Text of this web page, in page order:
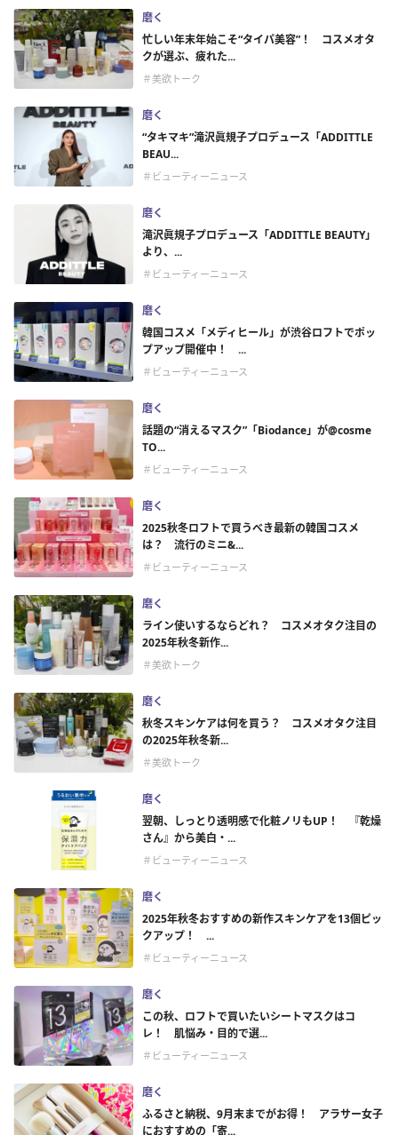
磨く
忙しい年末年始こそ“タイパ美容”！ コスメオタ
クが選ぶ、疲れた...
＃美欲トーク
磨く
“タキマキ”滝沢眞規子プロデュース「ADDITTLE
BEAU...
＃ビューティーニュース
磨く
滝沢眞規子プロデュース「ADDITTLE BEAUTY」
より、...
＃ビューティーニュース
磨く
韓国コスメ「メディヒール」が渋谷ロフトでポッ
プアップ開催中！ ...
＃ビューティーニュース
磨く
話題の“消えるマスク”「Biodance」が@cosme
TO...
＃ビューティーニュース
磨く
2025秋冬ロフトで買うべき最新の韓国コスメ
は？ 流行のミニ&...
＃ビューティーニュース
磨く
ライン使いするならどれ？ コスメオタク注目の
2025年秋冬新作...
＃美欲トーク
磨く
秋冬スキンケアは何を買う？ コスメオタク注目
の2025年秋冬新...
＃美欲トーク
磨く
翌朝、しっとり透明感で化粧ノリもUP！ 『乾燥
さん』から美白・...
＃ビューティーニュース
磨く
2025年秋冬おすすめの新作スキンケアを13個ピッ
クアップ！ ...
＃ビューティーニュース
磨く
この秋、ロフトで買いたいシートマスクはコ
レ！ 肌悩み・目的で選...
＃ビューティーニュース
磨く
ふるさと納税、9月末までがお得！ アラサー女子
におすすめの「寄...